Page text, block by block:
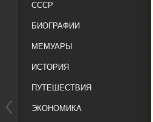
СССР
БИОГРАФИИ
МЕМУАРЫ
ИСТОРИЯ
ПУТЕШЕСТВИЯ
ЭКОНОМИКА